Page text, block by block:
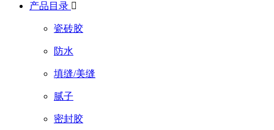
产品目录 
瓷砖胶
防水
填缝/美缝
腻子
密封胶